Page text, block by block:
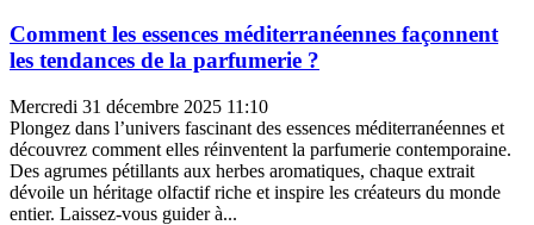
Comment les essences méditerranéennes façonnent
les tendances de la parfumerie ?
Mercredi 31 décembre 2025 11:10
Plongez dans l’univers fascinant des essences méditerranéennes et
découvrez comment elles réinventent la parfumerie contemporaine.
Des agrumes pétillants aux herbes aromatiques, chaque extrait
dévoile un héritage olfactif riche et inspire les créateurs du monde
entier. Laissez-vous guider à...